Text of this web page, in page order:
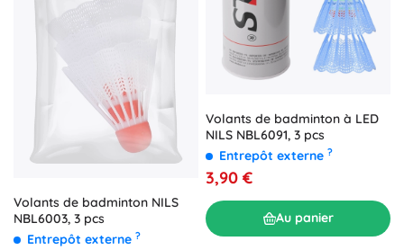
Volants de badminton NILS
NBL6003, 3 pcs
Entrepôt externe ?
Volants de badminton à LED
NILS NBL6091, 3 pcs
Entrepôt externe ?
3,90 €
Au panier